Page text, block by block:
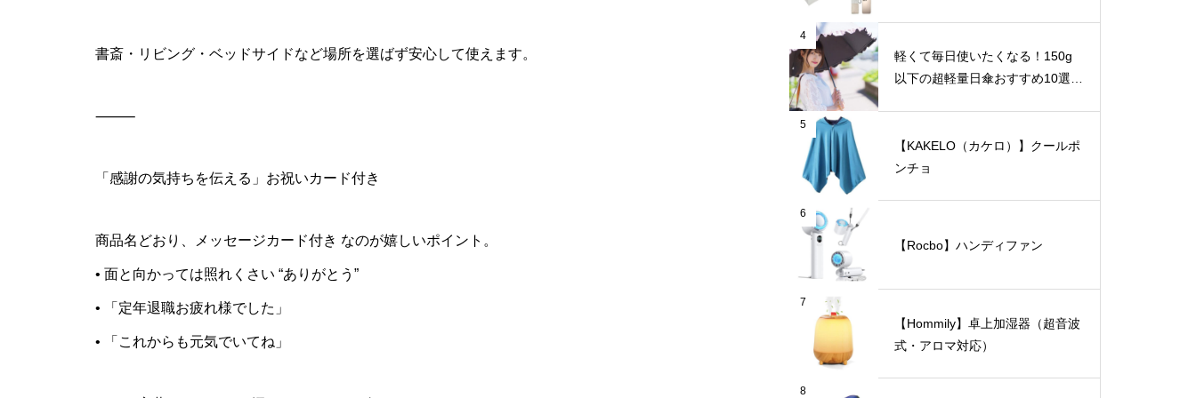
書斎・リビング・ベッドサイドなど場所を選ばず安心して使えます。
⸻
「感謝の気持ちを伝える」お祝いカード付き
商品名どおり、メッセージカード付き なのが嬉しいポイント。
• 面と向かっては照れくさい “ありがとう”
• 「定年退職お疲れ様でした」
• 「これからも元気でいてね」
4
軽くて毎日使いたくなる！150g
以下の超軽量日傘おすすめ10選
5
【KAKELO（カケロ）】クールポ
ンチョ
6
【Rocbo】ハンディファン
7
【Hommily】卓上加湿器（超音波
式・アロマ対応）
8